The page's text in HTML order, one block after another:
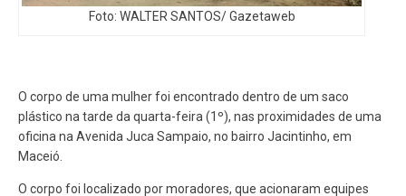
Foto: WALTER SANTOS/ Gazetaweb
O corpo de uma mulher foi encontrado dentro de um saco
plástico na tarde da quarta-feira (1º), nas proximidades de uma
oficina na Avenida Juca Sampaio, no bairro Jacintinho, em
Maceió.
O corpo foi localizado por moradores, que acionaram equipes